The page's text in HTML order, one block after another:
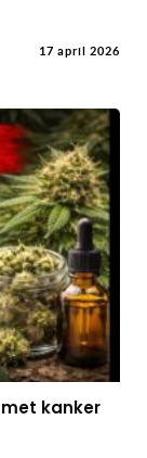
17 april 2026
kanker